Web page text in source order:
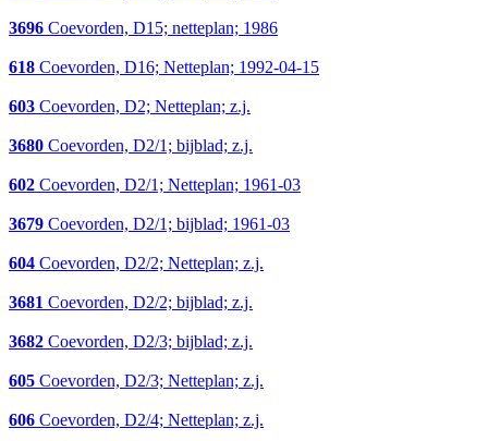
3696 Coevorden, D15; netteplan; 1986
618 Coevorden, D16; Netteplan; 1992-04-15
603 Coevorden, D2; Netteplan; z.j.
3680 Coevorden, D2/1; bijblad; z.j.
602 Coevorden, D2/1; Netteplan; 1961-03
3679 Coevorden, D2/1; bijblad; 1961-03
604 Coevorden, D2/2; Netteplan; z.j.
3681 Coevorden, D2/2; bijblad; z.j.
3682 Coevorden, D2/3; bijblad; z.j.
605 Coevorden, D2/3; Netteplan; z.j.
606 Coevorden, D2/4; Netteplan; z.j.